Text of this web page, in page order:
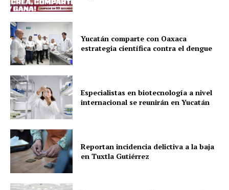
Yucatán comparte con Oaxaca
estrategia científica contra el dengue
Especialistas en biotecnología a nivel
internacional se reunirán en Yucatán
Reportan incidencia delictiva a la baja
en Tuxtla Gutiérrez